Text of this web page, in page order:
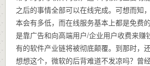
之后的事情全部可以在线完成。可想而知
本会有多低，而在线服务基本上都是免费
是靠广告和向高端用户/企业用户收费来赚
有的软件产业链将被彻底颠覆。到那时，
想想这个，微软的后背难道不发凉吗？曾